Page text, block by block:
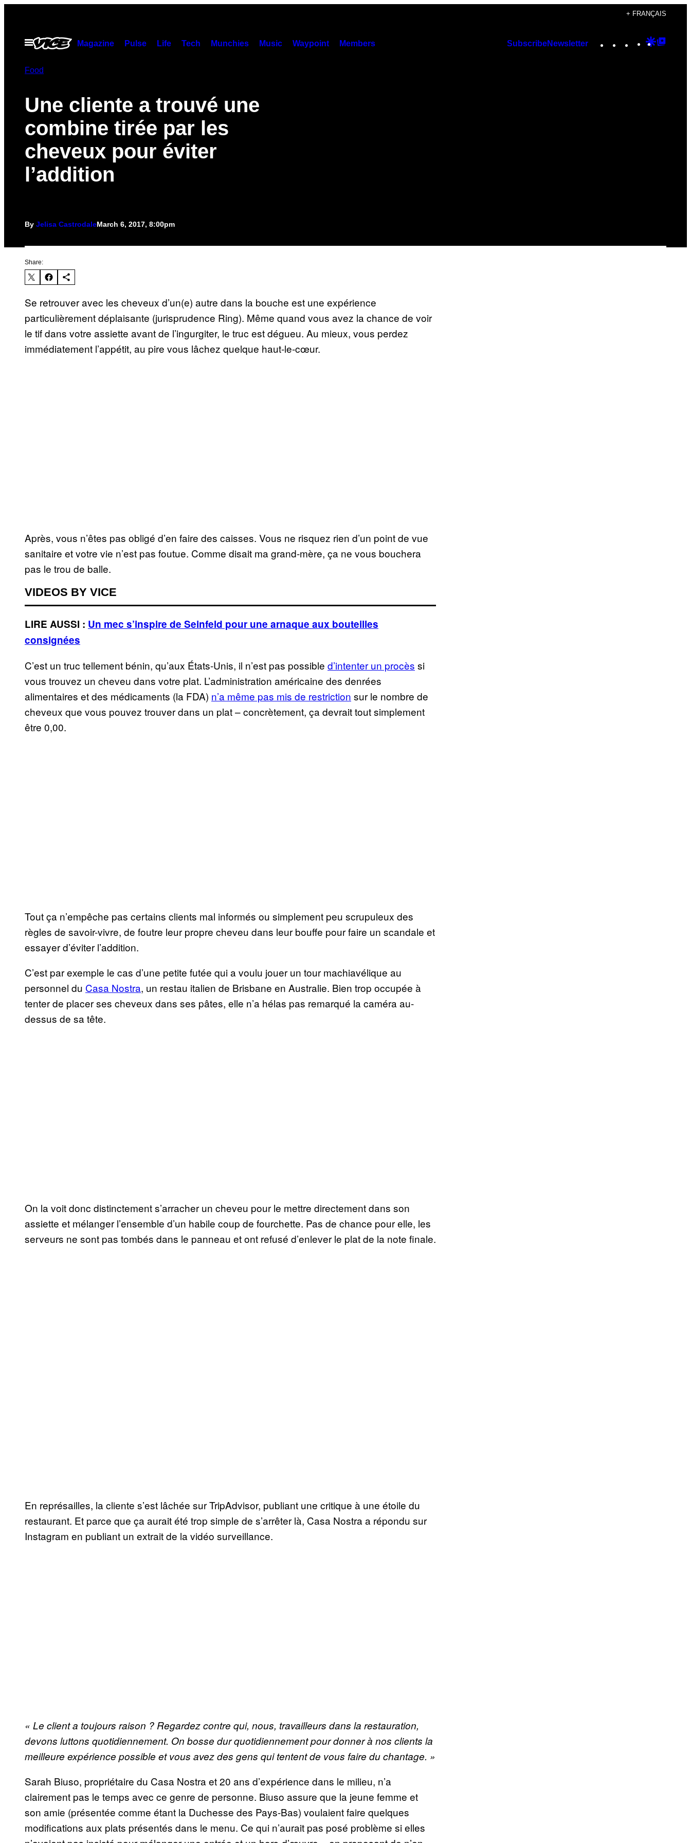
content
+ FRANÇAIS
Open
Menu
Magazine Pulse Life Tech Munchies Music Waypoint Members SubscribeNewsletter Instagram
TikTok
YouTube
Google
Food
Une cliente a trouvé une
combine tirée par les
cheveux pour éviter
l’addition
By Jelisa CastrodaleMarch 6, 2017, 8:00pm
Share:
Se retrouver avec les cheveux d’un(e) autre dans la bouche est une expérience
particulièrement déplaisante (jurisprudence Ring). Même quand vous avez la chance de voir
le tif dans votre assiette avant de l’ingurgiter, le truc est dégueu. Au mieux, vous perdez
immédiatement l’appétit, au pire vous lâchez quelque haut-le-cœur.
Après, vous n’êtes pas obligé d’en faire des caisses. Vous ne risquez rien d’un point de vue
sanitaire et votre vie n’est pas foutue. Comme disait ma grand-mère, ça ne vous bouchera
pas le trou de balle.
VIDEOS BY VICE
LIRE AUSSI : Un mec s’inspire de Seinfeld pour une arnaque aux bouteilles
consignées
C’est un truc tellement bénin, qu’aux États-Unis, il n’est pas possible d’intenter un procès si
vous trouvez un cheveu dans votre plat. L’administration américaine des denrées
alimentaires et des médicaments (la FDA) n’a même pas mis de restriction sur le nombre de
cheveux que vous pouvez trouver dans un plat – concrètement, ça devrait tout simplement
être 0,00.
Tout ça n’empêche pas certains clients mal informés ou simplement peu scrupuleux des
règles de savoir-vivre, de foutre leur propre cheveu dans leur bouffe pour faire un scandale et
essayer d’éviter l’addition.
C’est par exemple le cas d’une petite futée qui a voulu jouer un tour machiavélique au
personnel du Casa Nostra, un restau italien de Brisbane en Australie. Bien trop occupée à
tenter de placer ses cheveux dans ses pâtes, elle n’a hélas pas remarqué la caméra au-
dessus de sa tête.
On la voit donc distinctement s’arracher un cheveu pour le mettre directement dans son
assiette et mélanger l’ensemble d’un habile coup de fourchette. Pas de chance pour elle, les
serveurs ne sont pas tombés dans le panneau et ont refusé d’enlever le plat de la note finale.
En représailles, la cliente s’est lâchée sur TripAdvisor, publiant une critique à une étoile du
restaurant. Et parce que ça aurait été trop simple de s’arrêter là, Casa Nostra a répondu sur
Instagram en publiant un extrait de la vidéo surveillance.
« Le client a toujours raison ? Regardez contre qui, nous, travailleurs dans la restauration,
devons luttons quotidiennement. On bosse dur quotidiennement pour donner à nos clients la
meilleure expérience possible et vous avez des gens qui tentent de vous faire du chantage. »
Sarah Biuso, propriétaire du Casa Nostra et 20 ans d’expérience dans le milieu, n’a
clairement pas le temps avec ce genre de personne. Biuso assure que la jeune femme et
son amie (présentée comme étant la Duchesse des Pays-Bas) voulaient faire quelques
modifications aux plats présentés dans le menu. Ce qui n’aurait pas posé problème si elles